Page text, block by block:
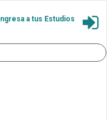
Ingresa a tus Estudios